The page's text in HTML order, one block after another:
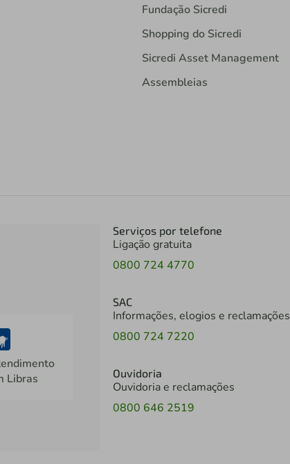
Fundação Sicredi
Shopping do Sicredi
Sicredi Asset Management
Assembleias
Libras
Serviços por telefone
Ligação gratuita
0800 724 4770
SAC
Informações, elogios e reclamações
0800 724 7220
Ouvidoria
Ouvidoria e reclamações
0800 646 2519